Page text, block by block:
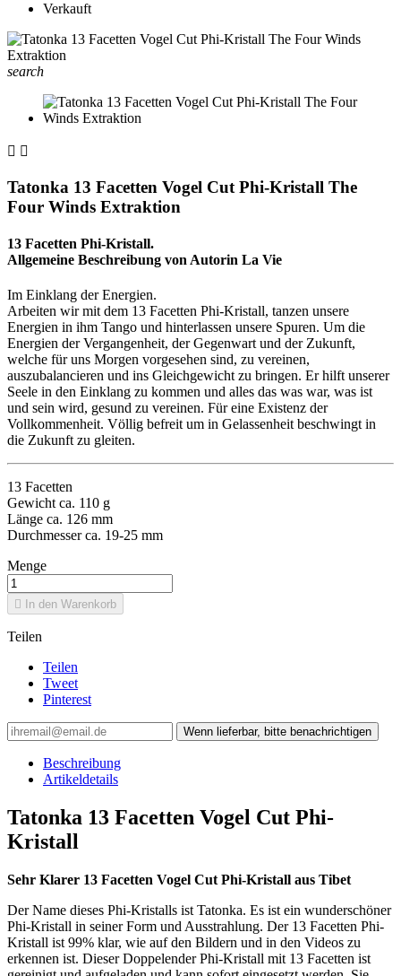
Verkauft
search
 
Tatonka 13 Facetten Vogel Cut Phi-Kristall The
Four Winds Extraktion
13 Facetten Phi-Kristall.
Allgemeine Beschreibung von Autorin La Vie
Im Einklang der Energien.
Arbeiten wir mit dem 13 Facetten Phi-Kristall, tanzen unsere
Energien in ihm Tango und hinterlassen unsere Spuren. Um die
Energien der Vergangenheit, der Gegenwart und der Zukunft,
welche für uns Morgen vorgesehen sind, zu vereinen,
auszubalancieren und ins Gleichgewicht zu bringen. Er hilft unserer
Seele in den Einklang zu kommen und alles das was war, was ist
und sein wird, gesund zu vereinen. Für eine Existenz der
Vollkommenheit. Völlig befreit um in Gelassenheit beschwingt in
die Zukunft zu gleiten.
13 Facetten
Gewicht ca. 110 g
Länge ca. 126 mm
Durchmesser ca. 19-25 mm
Menge
 In den Warenkorb
Teilen
Teilen
Tweet
Pinterest
Wenn lieferbar, bitte benachrichtigen
Beschreibung
Artikeldetails
Tatonka 13 Facetten Vogel Cut Phi-
Kristall
Sehr Klarer 13 Facetten Vogel Cut Phi-Kristall aus Tibet
Der Name dieses Phi-Kristalls ist Tatonka. Es ist ein wunderschöner
Phi-Kristall in seiner Form und Ausstrahlung. Der 13 Facetten Phi-
Kristall ist 99% klar, wie auf den Bildern und in den Videos zu
erkennen ist. Dieser Doppelender Phi-Kristall mit 13 Facetten ist